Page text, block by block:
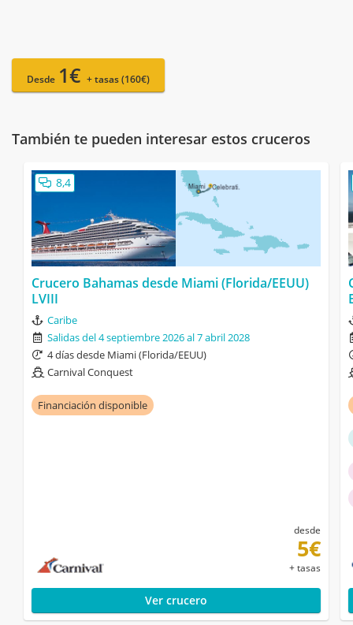
Desde 1€ + tasas (160€)
También te pueden interesar estos cruceros
8,4
Crucero Bahamas desde Miami (Florida/EEUU)
LVIII
Caribe
Salidas del 4 septiembre 2026 al 7 abril 2028
4 días desde Miami (Florida/EEUU)
Carnival Conquest
Financiación disponible
desde
5€
+ tasas
Ver crucero